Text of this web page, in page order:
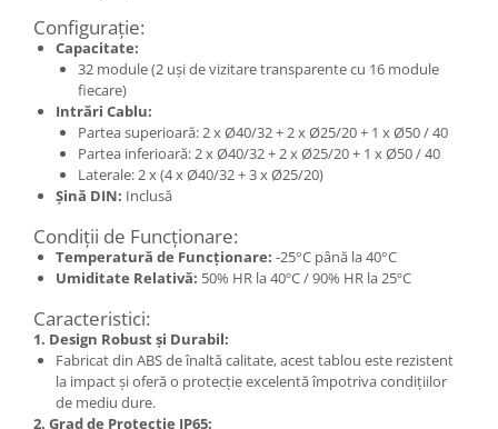
Separatoare de sarcina
Stabilizatoare
Transformatoare
SIGURANTE AUTOMATE
Sigurante automate
CORPURI SI SURSE DE ILUMINAT
Corpuri iluminat exterior
Corpuri iluminat interior
Proiectoare
Surse de iluminat
TABLOURI SI ACCESORII
Tablou organizare santier
Configurație:
Capacitate:
32 module (2 uși de vizitare transparente cu 16 module
fiecare)
Intrări Cablu:
Partea superioară: 2 x Ø40/32 + 2 x Ø25/20 + 1 x Ø50 / 40
Partea inferioară: 2 x Ø40/32 + 2 x Ø25/20 + 1 x Ø50 / 40
Laterale: 2 x (4 x Ø40/32 + 3 x Ø25/20)
Șină DIN: Inclusă
Condiții de Funcționare:
Temperatură de Funcționare: -25°C până la 40°C
Umiditate Relativă: 50% HR la 40ºC / 90% HR la 25ºC
Caracteristici:
1. Design Robust și Durabil:
Fabricat din ABS de înaltă calitate, acest tablou este rezistent
la impact și oferă o protecție excelentă împotriva condițiilor
de mediu dure.
2. Grad de Protecție IP65: